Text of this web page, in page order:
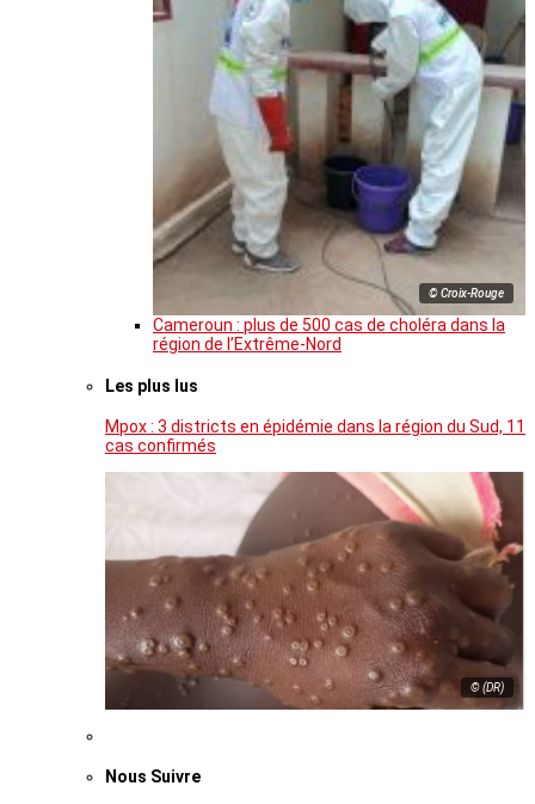
© Croix-Rouge
Cameroun : plus de 500 cas de choléra dans la
région de l’Extrême-Nord
Les plus lus
Mpox : 3 districts en épidémie dans la région du Sud, 11
cas confirmés
© (DR)
Nous Suivre